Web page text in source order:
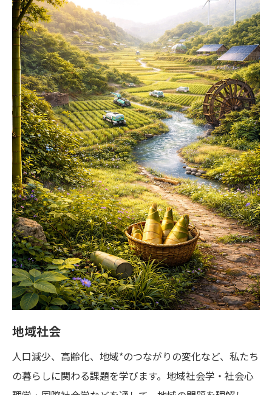
地域社会
人口減少、高齢化、地域*のつながりの変化など、私たち
の暮らしに関わる課題を学びます。地域社会学・社会心